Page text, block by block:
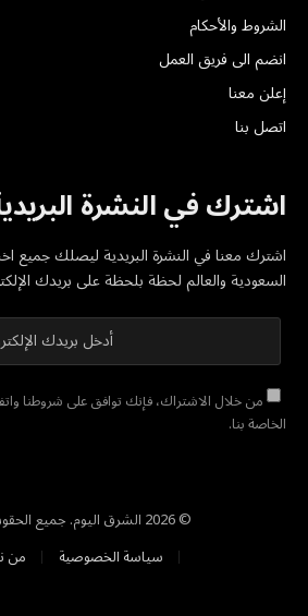
الشروط والأحكام
انضم الى فريق العمل
إعلن معنا
اتصل بنا
اشترك في النشرة
اشترك معنا في النشرة البريدية ليصلك جميع
السعودية والعالم لحظة بلحظة على بريدك
من خلال الاشتراك، فإنك توافق على شروطنا
الخاصة بنا.
© 2026 الشرق اليوم. جميع الحقوق محفوظة.
سياسة الخصوصية
من